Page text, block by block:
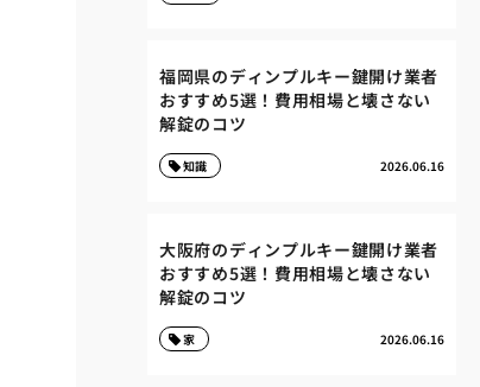
福岡県のディンプルキー鍵開け業者
おすすめ5選！費用相場と壊さない
解錠のコツ
2026.06.16
知識
大阪府のディンプルキー鍵開け業者
おすすめ5選！費用相場と壊さない
解錠のコツ
2026.06.16
家